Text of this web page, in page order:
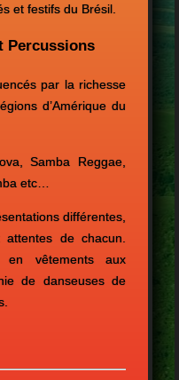
et festifs du Brésil.
Percussions
par la richesse
d’Amérique du
Samba Reggae,
etc…
différentes,
de chacun.
en vêtements aux
de danseuses de